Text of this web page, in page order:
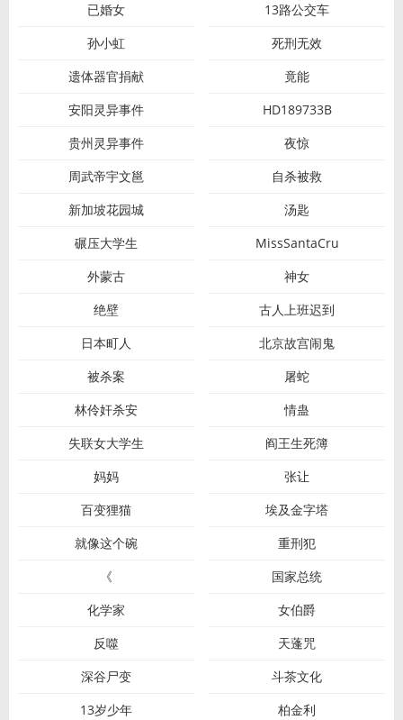
已婚女
13路公交车
孙小虹
死刑无效
遗体器官捐献
竟能
安阳灵异事件
HD189733B
贵州灵异事件
夜惊
周武帝宇文邕
自杀被救
新加坡花园城
汤匙
碾压大学生
MissSantaCru
外蒙古
神女
绝壁
古人上班迟到
日本町人
北京故宫闹鬼
被杀案
屠蛇
林伶奸杀安
情蛊
失联女大学生
阎王生死簿
妈妈
张让
百变狸猫
埃及金字塔
就像这个碗
重刑犯
《
国家总统
化学家
女伯爵
反噬
天蓬咒
深谷尸变
斗茶文化
13岁少年
柏金利